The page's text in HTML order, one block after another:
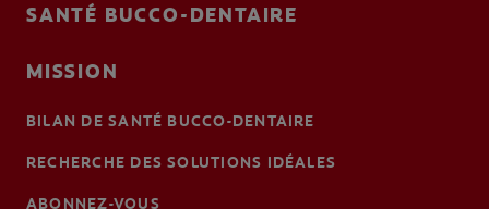
SANTÉ BUCCO-DENTAIRE
MISSION
BILAN DE SANTÉ BUCCO-DENTAIRE
RECHERCHE DES SOLUTIONS IDÉALES
ABONNEZ-VOUS